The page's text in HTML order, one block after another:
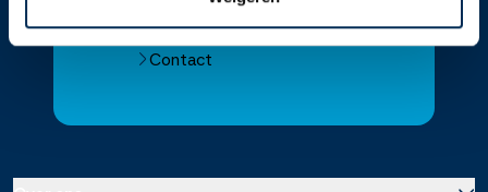
Alle Service Apotheken
Contact